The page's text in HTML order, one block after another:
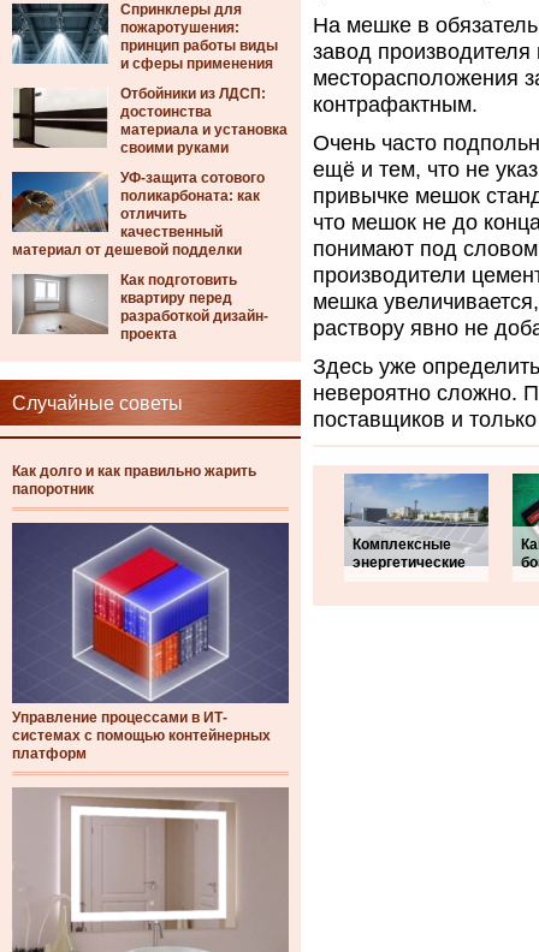
Спринклеры для
пожаротушения:
принцип работы виды
и сферы применения
Отбойники из ЛДСП:
достоинства
материала и установка
своими руками
УФ-защита сотового
поликарбоната: как
отличить
качественный
материал от дешевой подделки
Как подготовить
квартиру перед
разработкой дизайн-
проекта
Случайные советы
Как долго и как правильно жарить
папоротник
Управление процессами в ИТ-
системах с помощью контейнерных
платформ
На мешке в
завод
месторасположения
контрафактным.
Очень часто
ещё и тем, что не
привычке мешок
что мешок не до
понимают под
производители
мешка
раствору явно не
Здесь уже
невероятно сложно.
поставщиков и
Комплексные
энергетические